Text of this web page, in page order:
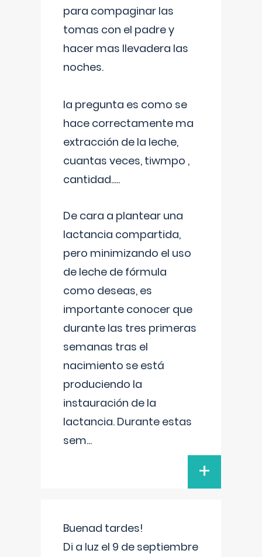
para compaginar las
tomas con el padre y
hacer mas llevadera las
noches.
la pregunta es como se
hace correctamente ma
extracción de la leche,
cuantas veces, tiwmpo ,
cantidad.....
De cara a plantear una
lactancia compartida,
pero minimizando el uso
de leche de fórmula
como deseas, es
importante conocer que
durante las tres primeras
semanas tras el
nacimiento se está
produciendo la
instauración de la
lactancia. Durante estas
sem...
+
Buenad tardes!
Di a luz el 9 de septiembre